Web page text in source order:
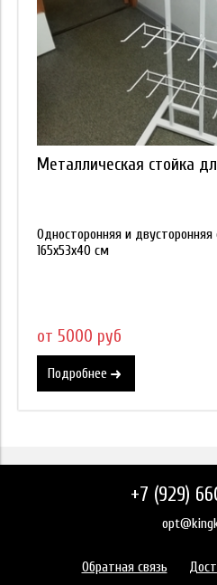
Металлическая стойка
Односторонняя и
165х53х40 см
от 5000 руб
Подробнее
+7 (929)
Обратная связь